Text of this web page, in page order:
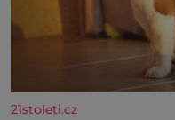
21stoleti.cz